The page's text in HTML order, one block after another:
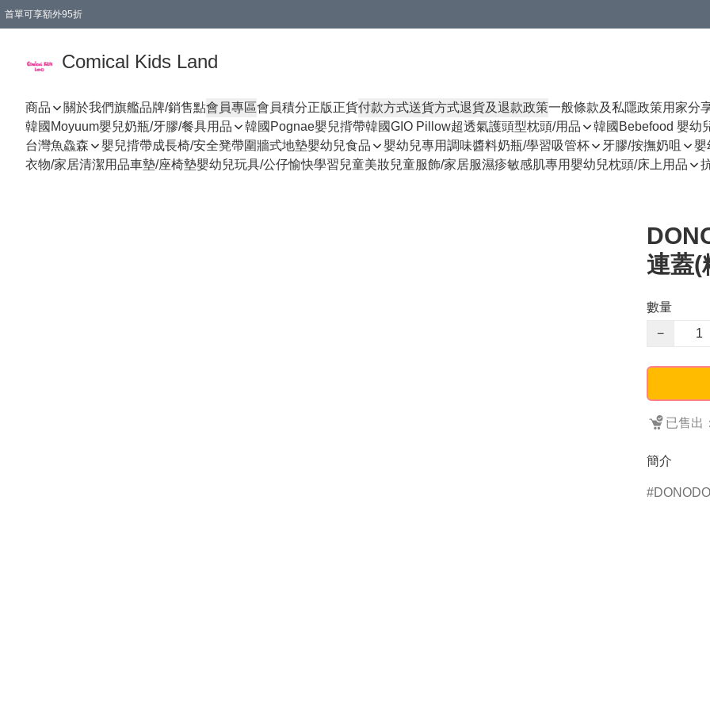
首單可享額外95折
Comical Kids Land
商品 關於我們旗艦品牌/銷售點會員專區會員積分正版正貨付款方式送貨方式退貨及退款政策一般條款及私隱政策用家分
韓國Moyuum嬰兒奶瓶/牙膠/餐具用品
韓國Pognae嬰兒揹帶韓國GIO Pillow超透氣護頭型枕頭/用品 韓國Bebefood 嬰幼
台灣魚鱻森
嬰兒揹帶成長椅/安全凳帶圍牆式地墊嬰幼兒食品 嬰幼兒專用調味醬料奶瓶/學習吸管杯 牙膠/按撫奶咀 嬰
衣物/家居清潔用品車墊/座椅墊嬰幼兒玩具/公仔愉快學習兒童美妝兒童服飾/家居服濕疹敏感肌專用嬰幼兒枕頭/床上用品
連蓋(
數量
−
已售出
簡介